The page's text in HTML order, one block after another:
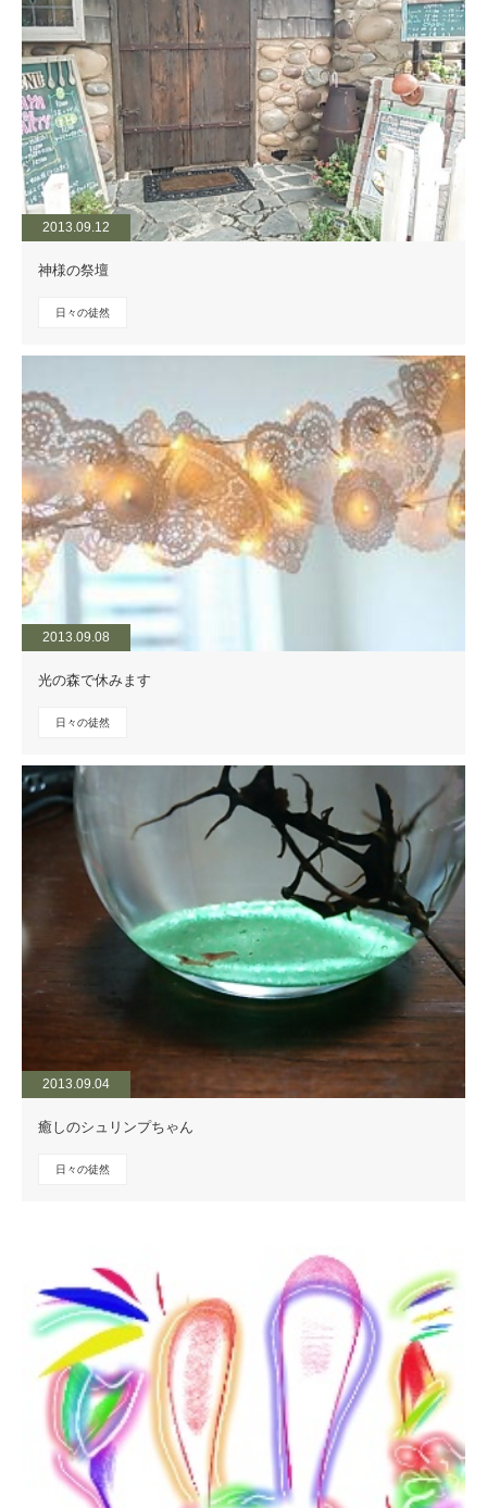
2013.09.12
神様の祭壇
日々の徒然
2013.09.08
光の森で休みます
日々の徒然
2013.09.04
癒しのシュリンプちゃん
日々の徒然